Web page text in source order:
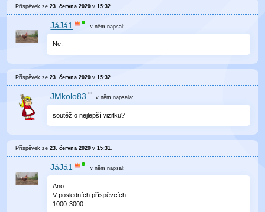
Příspěvek ze23. června 2020 v15:32
JáJá1 v něm napsal:
Ne.
Příspěvek ze23. června 2020 v15:32.
JMkolo83 v němnapsala:
soutěž o nejlepší vizitku?
Příspěvek ze23. června 2020 v15:31.
JáJá1 v něm napsal:
Ano.
V posledních příspěvcích.
1000-3000